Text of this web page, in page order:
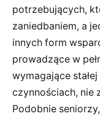
potrzebujących,
zaniedbaniem, a
innych form
prowadzące w
wymagające
czynnościach, nie
Podobnie